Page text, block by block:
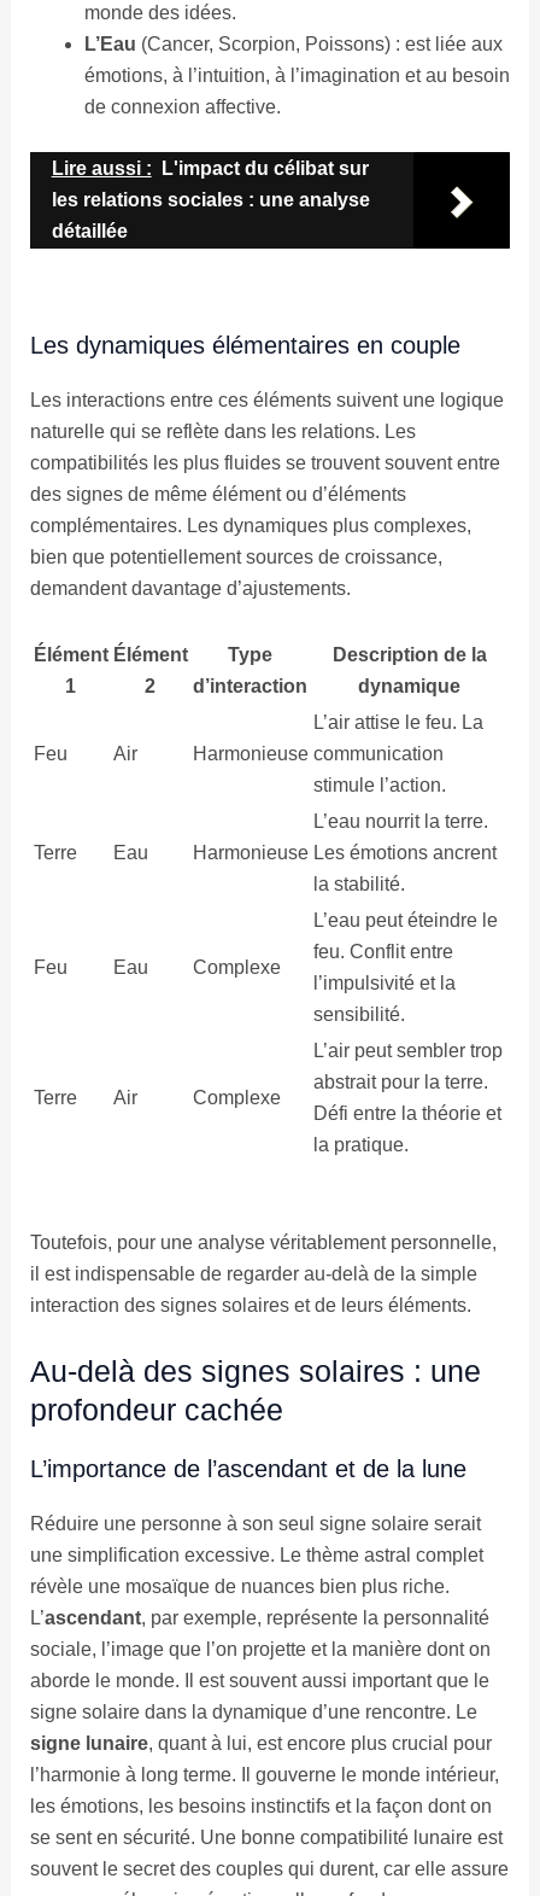
monde des idées.
L’Eau (Cancer, Scorpion, Poissons) : est liée aux
émotions, à l’intuition, à l’imagination et au besoin
de connexion affective.
Lire aussi :
L'impact du célibat sur
les relations sociales : une analyse
détaillée
Les dynamiques élémentaires en couple
Les interactions entre ces éléments suivent une logique
naturelle qui se reflète dans les relations. Les
compatibilités les plus fluides se trouvent souvent entre
des signes de même élément ou d’éléments
complémentaires. Les dynamiques plus complexes,
bien que potentiellement sources de croissance,
demandent davantage d’ajustements.
Élément
1
Élément
2
Type
d’interaction
Description de la
dynamique
Feu Air Harmonieuse
L’air attise le feu. La
communication
stimule l’action.
Terre Eau Harmonieuse
L’eau nourrit la terre.
Les émotions ancrent
la stabilité.
Feu Eau Complexe
L’eau peut éteindre le
feu. Conflit entre
l’impulsivité et la
sensibilité.
Terre Air Complexe
L’air peut sembler trop
abstrait pour la terre.
Défi entre la théorie et
la pratique.
Toutefois, pour une analyse véritablement personnelle,
il est indispensable de regarder au-delà de la simple
interaction des signes solaires et de leurs éléments.
Au-delà des signes solaires : une
profondeur cachée
L’importance de l’ascendant et de la lune
Réduire une personne à son seul signe solaire serait
une simplification excessive. Le thème astral complet
révèle une mosaïque de nuances bien plus riche.
L’ascendant, par exemple, représente la personnalité
sociale, l’image que l’on projette et la manière dont on
aborde le monde. Il est souvent aussi important que le
signe solaire dans la dynamique d’une rencontre. Le
signe lunaire, quant à lui, est encore plus crucial pour
l’harmonie à long terme. Il gouverne le monde intérieur,
les émotions, les besoins instinctifs et la façon dont on
se sent en sécurité. Une bonne compatibilité lunaire est
souvent le secret des couples qui durent, car elle assure